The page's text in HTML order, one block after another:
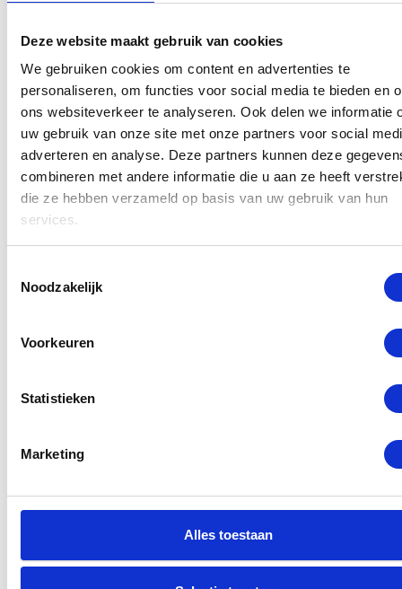
Deze website maakt gebruik van cookies
We gebruiken cookies om content en advertenties te
personaliseren, om functies voor social media te bieden en
ons websiteverkeer te analyseren. Ook delen we informatie
uw gebruik van onze site met onze partners voor social
adverteren en analyse. Deze partners kunnen deze
combineren met andere informatie die u aan ze heeft
die ze hebben verzameld op basis van uw gebruik van hun
services.
Noodzakelijk
Voorkeuren
Statistieken
Marketing
Alles toestaan
– Scherm laten vervangen wegens onopzettelijke
schade of verkeerd gebruik.
– MacBook Pro A1502 is stuk door druk schade.
– Het scherm reageert niet meer of uw MacBook Pro
geeft geen beeld.
– U heeft een inkt vlek op het LCD van uw Macbook
pro. Dit is het onderdeel dat beeld geeft.
nog andere schades heeft, vindt u hieronder wat de
uitgevoerd met originele Apple onderdelen door een
Garantie en verzekering
voor MacBook Pro
met gecertificeerde monteurs. Op alle reparaties aan